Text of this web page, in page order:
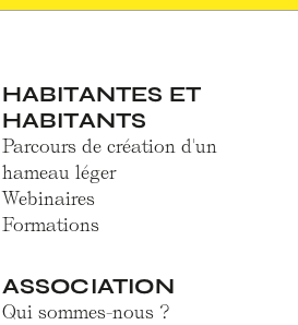
HABITANTES ET
HABITANTS
Parcours de création d'un
hameau léger
Webinaires
Formations
ASSOCIATION
Qui sommes-nous ?